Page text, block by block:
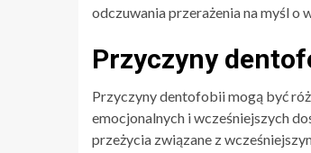
odczuwania przerażenia na myśl o
Przyczyny
Przyczyny dentofobii mogą być
emocjonalnych i wcześniejszych
przeżycia związane z